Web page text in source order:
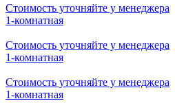
Стоимость уточняйте у менеджера
1-комнатная
Стоимость уточняйте у менеджера
1-комнатная
Стоимость уточняйте у менеджера
1-комнатная